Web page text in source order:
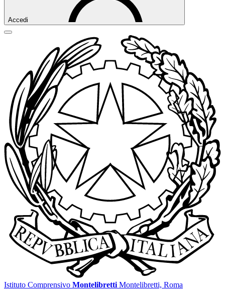
Accedi
Istituto Comprensivo Montelibretti Montelibretti, Roma